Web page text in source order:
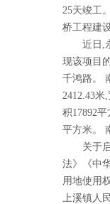
25天竣工
桥工程建
近日,永
现该项目
千鸿路。
2412.43米
积17892
平方米。
关于启
法》《中
用地使用
上溪镇人